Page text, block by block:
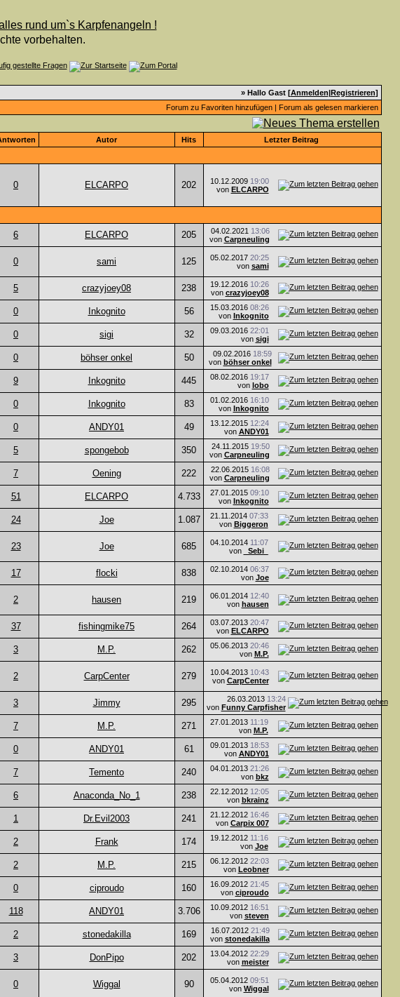
vorbehalten.
» Hallo Gast [Anmelden|Registrieren]
Forum zu Favoriten hinzufügen| Forum als gelesen markieren
Autor Hits Letzter Beitrag
0 ELCARPO 202 10.12.2009 19:00
von ELCARPO
6 ELCARPO 205 04.02.2021 13:06
von Carpneuling
0 sami 125 05.02.2017 20:25
von sami
5 crazyjoey08 238 19.12.2016 10:26
von crazyjoey08
0 Inkognito 56 15.03.2016 08:26
von Inkognito
0 sigi 32 09.03.2016 22:01
von sigi
0 böhser onkel 50 09.02.2016 18:59
von böhser onkel
9 Inkognito 445 08.02.2016 19:17
von lobo
0 Inkognito 83 01.02.2016 16:10
von Inkognito
0 ANDY01 49 13.12.2015 12:24
von ANDY01
5 spongebob 350 24.11.2015 19:50
von Carpneuling
7 Oening 222 22.06.2015 16:08
von Carpneuling
51 ELCARPO 4.733 27.01.2015 09:10
von Inkognito
24 Joe 1.087 21.11.2014 07:33
von Biggeron
23 Joe 685 04.10.2014 11:07
von
_Sebi_
17 flocki 838 02.10.2014 06:37
von Joe
2 hausen 219 06.01.2014 12:40
von hausen
37 fishingmike75 264 03.07.2013 20:47
von ELCARPO
3 M.P. 262 05.06.2013 20:46
von M.P.
2 CarpCenter 279 10.04.2013 10:43
von CarpCenter
3 Jimmy 295 26.03.2013 13:24
von Funny Carpfisher
7 M.P. 271 27.01.2013 11:19
von M.P.
0 ANDY01 61 09.01.2013 18:53
von ANDY01
7 Temento 240 04.01.2013 21:26
von bkz
6 Anaconda_No_1 238 22.12.2012 12:05
von bkrainz
1 Dr.Evil2003 241 21.12.2012 16:46
von Carpix 007
2 Frank 174 19.12.2012 11:16
von Joe
2 M.P. 215 06.12.2012 22:03
von Leobner
0 ciproudo 160 16.09.2012 21:45
von ciproudo
118 ANDY01 3.706 10.09.2012 16:51
von steven
2 stonedakilla 169 16.07.2012 21:49
von stonedakilla
3 DonPipo 202 13.04.2012 22:29
von meister
0 Wiggal 90 05.04.2012 09:51
von Wiggal